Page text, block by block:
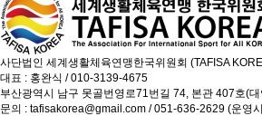
사단법인 세계생활체육연맹한국위원회 (TAFISA
대표 : 홍완식 / 010-3139-4675
부산광역시 남구 못골번영로71번길 74, 본관 407호(
문의 : tafisakorea@gmail.com / 051-636-2629 (운영